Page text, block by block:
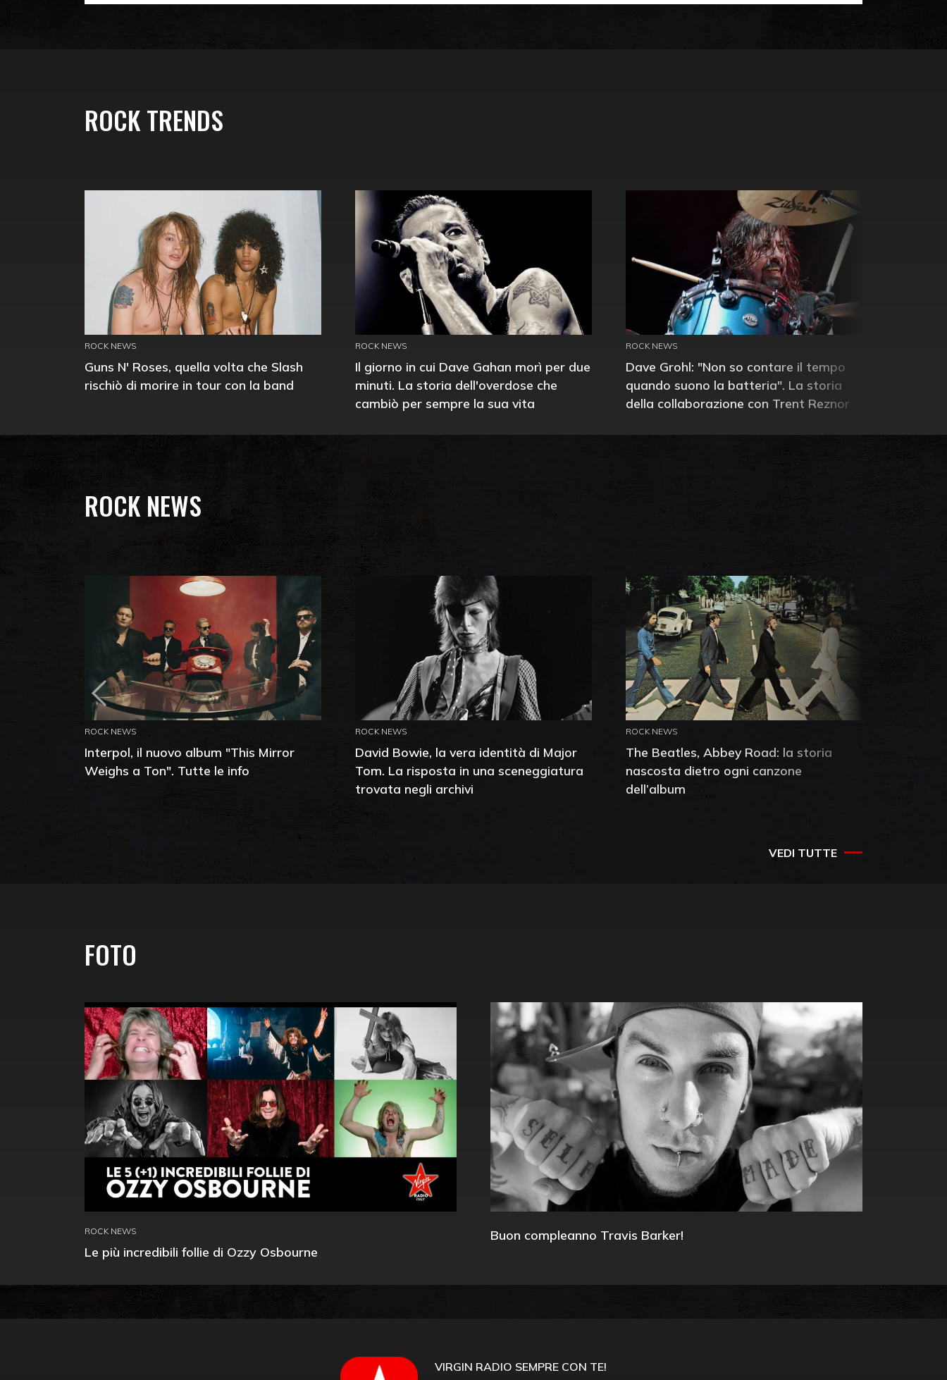
ROCK TRENDS
ROCK NEWS
Guns N' Roses, quella volta che Slash
rischiò di morire in tour con la band
ROCK NEWS
Il giorno in cui Dave Gahan morì per due
minuti. La storia dell'overdose che
cambiò per sempre la sua vita
ROCK NEWS
Dave Grohl: "Non so contare il tempo
quando suono la batteria". La storia
della collaborazione con Trent Reznor
ROCK NEWS
ROCK NEWS
Interpol, il nuovo album "This Mirror
Weighs a Ton". Tutte le info
ROCK NEWS
David Bowie, la vera identità di Major
Tom. La risposta in una sceneggiatura
trovata negli archivi
ROCK NEWS
The Beatles, Abbey Road: la storia
nascosta dietro ogni canzone
dell’album
VEDI TUTTE
FOTO
ROCK NEWS
Le più incredibili follie di Ozzy Osbourne
Buon compleanno Travis Barker!
VIRGIN RADIO SEMPRE CON TE!